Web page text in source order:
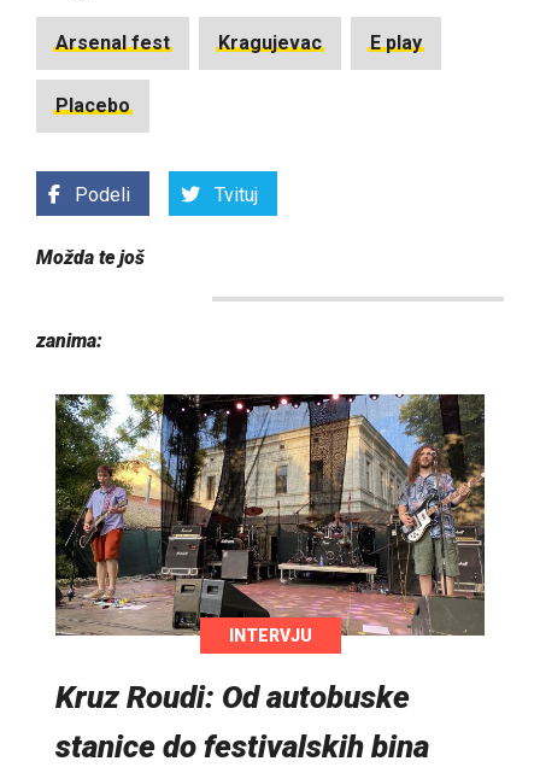
Arsenal fest Kragujevac E play
Placebo
Podeli Tvituj
Možda te još
zanima:
INTERVJU
Kruz Roudi: Od autobuske
stanice do festivalskih bina